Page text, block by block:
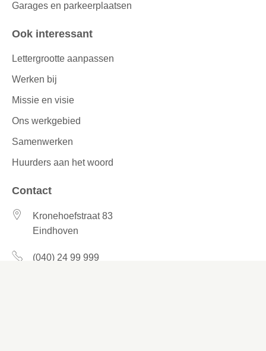
Garages en parkeerplaatsen
Ook interessant
Lettergrootte aanpassen
Werken bij
Missie en visie
Ons werkgebied
Samenwerken
Huurders aan het woord
Contact
Kronehoefstraat 83
Eindhoven
(040) 24 99 999